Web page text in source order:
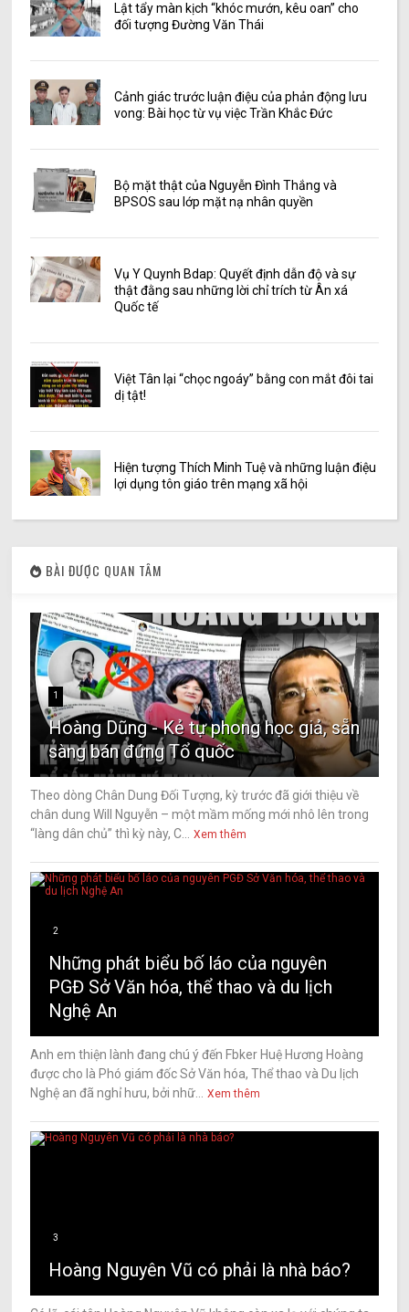
Lật tẩy màn kịch “khóc mướn, kêu oan” cho
đối tượng Đường Văn Thái
Cảnh giác trước luận điệu của phản động lưu
vong: Bài học từ vụ việc Trần Khắc Đức
Bộ mặt thật của Nguyễn Đình Thắng và
BPSOS sau lớp mặt nạ nhân quyền
Vụ Y Quynh Bdap: Quyết định dẫn độ và sự
thật đằng sau những lời chỉ trích từ Ân xá
Quốc tế
Việt Tân lại “chọc ngoáy” bằng con mắt đôi tai
dị tật!
Hiện tượng Thích Minh Tuệ và những luận điệu
lợi dụng tôn giáo trên mạng xã hội
BÀI ĐƯỢC QUAN TÂM
1
Hoàng Dũng - Kẻ tự phong học giả, sẵn
sàng bán đứng Tổ quốc
Theo dòng Chân Dung Đối Tượng, kỳ trước đã giới thiệu về
chân dung Will Nguyễn – một mầm mống mới nhô lên trong
“làng dân chủ” thì kỳ này, C...
Xem thêm
2
Những phát biểu bố láo của nguyên
PGĐ Sở Văn hóa, thể thao và du lịch
Nghệ An
Anh em thiện lành đang chú ý đến Fbker Huệ Hương Hoàng
được cho là Phó giám đốc Sở Văn hóa, Thể thao và Du lịch
Nghệ an đã nghỉ hưu, bởi nhữ...
Xem thêm
3
Hoàng Nguyên Vũ có phải là nhà báo?